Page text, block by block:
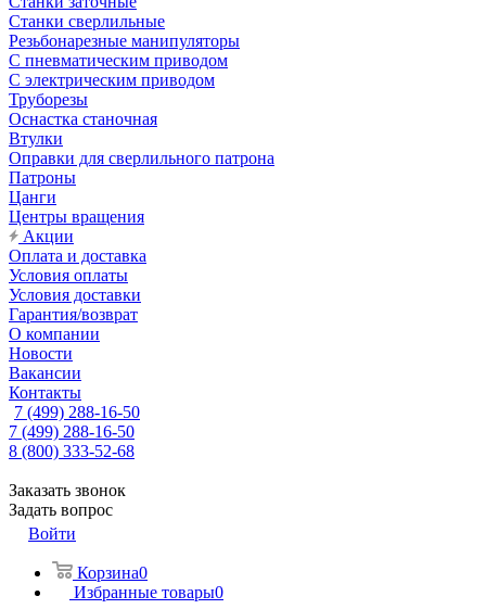
Станки сверлильные
Резьбонарезные манипуляторы
С пневматическим приводом
С электрическим приводом
Труборезы
Оснастка станочная
Втулки
Оправки для сверлильного патрона
Патроны
Цанги
Центры вращения
Акции
Оплата и доставка
Условия оплаты
Условия доставки
Гарантия/возврат
О компании
Новости
Вакансии
Контакты
7 (499) 288-16-50
7 (499) 288-16-50
8 (800) 333-52-68
Заказать звонок
Задать вопрос
Войти
Корзина0
Избранные товары0